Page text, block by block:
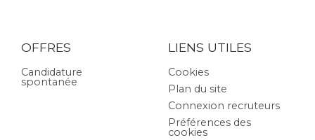
OFFRES
Candidature
spontanée
LIENS UTILES
Cookies
Plan du site
Connexion recruteurs
Préférences des
cookies